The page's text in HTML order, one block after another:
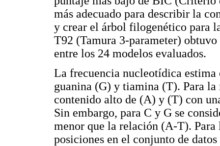
más adecuado para describir la
y crear el árbol filogenético para
T92 (Tamura 3-parameter)
entre los 24 modelos evaluados.
La frecuencia nucleotídica
guanina (G) y tiamina (T). Para
contenido alto de (A) y (T) con
Sin embargo, para C y G se
menor que la relación (A-T).
posiciones en el conjunto de